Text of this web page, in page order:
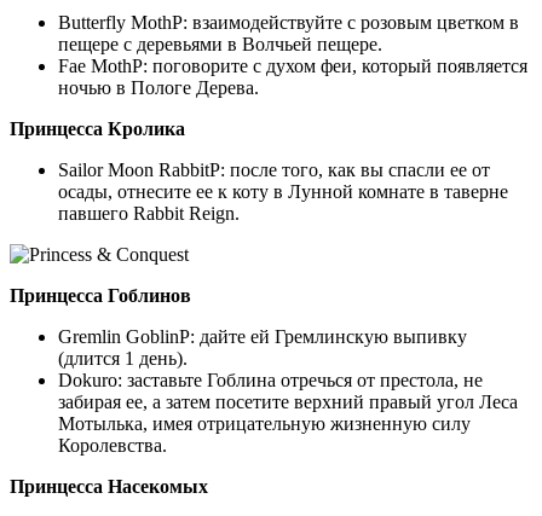
Butterfly MothP: взаимодействуйте с розовым цветком в
пещере с деревьями в Волчьей пещере.
Fae MothP: поговорите с духом феи, который появляется
ночью в Пологе Дерева.
Принцесса Кролика
Sailor Moon RabbitP: после того, как вы спасли ее от
осады, отнесите ее к коту в Лунной комнате в таверне
павшего Rabbit Reign.
Принцесса Гоблинов
Gremlin GoblinP: дайте ей Гремлинскую выпивку
(длится 1 день).
Dokuro: заставьте Гоблина отречься от престола, не
забирая ее, а затем посетите верхний правый угол Леса
Мотылька, имея отрицательную жизненную силу
Королевства.
Принцесса Насекомых